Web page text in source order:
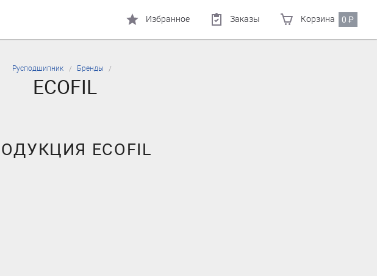
Избранное Заказы Корзина 0₽
Русподшипник Бренды
ECOFIL
ECOFIL